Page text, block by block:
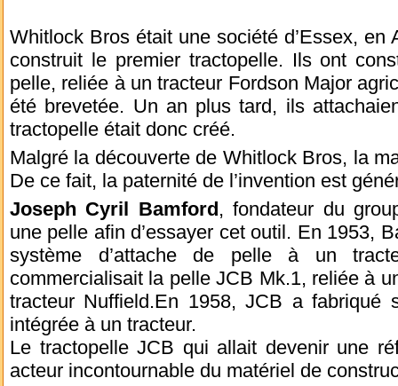
Whitlock Bros était une société d’Essex, en
construit le premier tractopelle. Ils ont
pelle, reliée à un tracteur Fordson Major
été brevetée. Un an plus tard, ils
tractopelle était donc créé.
Malgré la découverte de Whitlock Bros, la
De ce fait, la paternité de l’invention est
Joseph Cyril Bamford , fondateur du
une pelle afin d’essayer cet outil. En 1953,
système d’attache de pelle à un
commercialisait la pelle JCB Mk.1, reliée à
tracteur Nuffield.En 1958, JCB a fabriqué
intégrée à un tracteur.
Le tractopelle JCB qui allait devenir une
acteur incontournable du matériel de